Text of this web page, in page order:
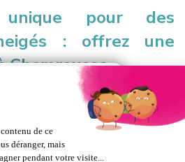
pour des
: offrez une
Chamrousse.
VOTRE FORFAIT